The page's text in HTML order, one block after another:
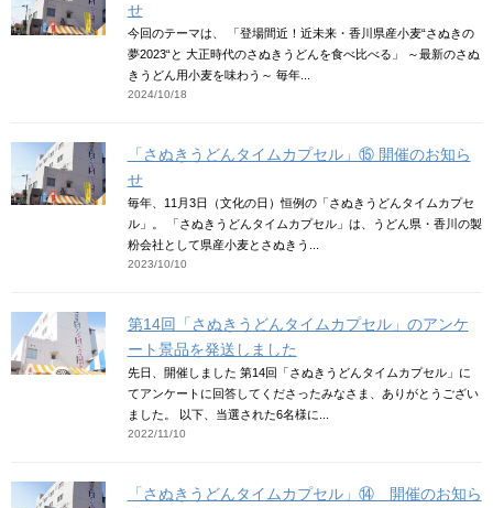
せ
今回のテーマは、 「登場間近！近未来・香川県産小麦“さぬきの
夢2023“と 大正時代のさぬきうどんを食べ比べる」 ～最新のさぬ
きうどん用小麦を味わう～ 毎年...
2024/10/18
「さぬきうどんタイムカプセル」⑮ 開催のお知ら
せ
毎年、11月3日（文化の日）恒例の「さぬきうどんタイムカプセ
ル」。 「さぬきうどんタイムカプセル」は、うどん県・香川の製
粉会社として県産小麦とさぬきう...
2023/10/10
第14回「さぬきうどんタイムカプセル」のアンケ
ート景品を発送しました
先日、開催しました 第14回「さぬきうどんタイムカプセル」に
てアンケートに回答してくださったみなさま、ありがとうござい
ました。 以下、当選された6名様に...
2022/11/10
「さぬきうどんタイムカプセル」⑭ 開催のお知ら